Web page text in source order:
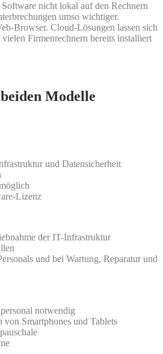
nicht lokal auf den Rechnern
umso wichtiger.
Browser. Cloud-Lösungen lassen sich
Firmenrechnern bereits installiert
Modelle
und Datensicherheit
Lizenz
der IT-Infrastruktur
und bei Wartung, Reparatur und
notwendig
Smartphones und Tablets